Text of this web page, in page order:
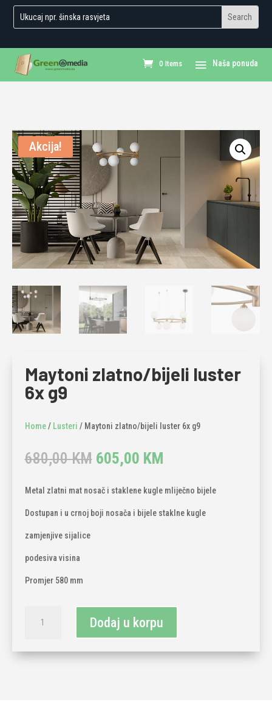
0 Items
Akcija!
Maytoni zlatno/bijeli luster
6x g9
Home/ Lusteri / Maytoni zlatno/bijeli luster 6x g9
680,00KM Original
price
was:
680,00 KM.
605,00 KM
is:
605,00 KM.
Metal zlatni mat nosač i staklene kugle mliječno bijele
Dostupan i u crnoj boji nosača i bijele staklne kugle
zamjenjive sijalice
podesiva visina
Promjer 580 mm
zlatno/bijeli
6x
Dodaj u korpu